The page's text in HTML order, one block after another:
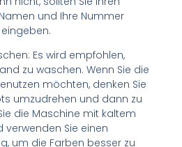
und Ihre Nummer
eingeben.
Es wird empfohlen,
zu waschen. Wenn Sie die
möchten, denken Sie
umzudrehen und dann zu
die Maschine mit kaltem
verwenden Sie einen
um die Farben besser zu